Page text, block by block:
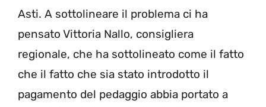
Asti. A sottolineare il problema ci ha
pensato Vittoria Nallo, consigliera
regionale, che ha sottolineato come il fatto
che il fatto che sia stato introdotto il
pagamento del pedaggio abbia portato a